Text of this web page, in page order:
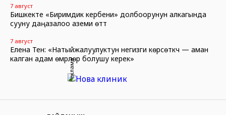
7 август
Бишкекте «Биримдик кербени» долбоорунун алкагында
сууну даңазалоо аземи өттү
7 август
Елена Тен: «Натыйжалуулуктун негизги көрсөткүчү — аман
калган адам өмүрлөрү болушу керек»
Реклама